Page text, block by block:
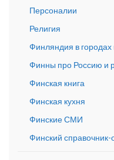
Персоналии
Религия
Финляндия в городах
Финны про Россию и
Финская книга
Финская кухня
Финские СМИ
Финский